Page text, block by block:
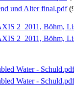
und Alter final.pdf
2_2011, Böhm,
2_2011, Böhm,
Water - Schuld.pdf
Water - Schuld.pdf